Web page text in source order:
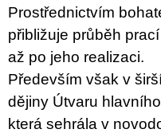
Prostřednictvím
přibližuje průběh
až po jeho realizaci.
Především však v
dějiny Útvaru
která sehrála v